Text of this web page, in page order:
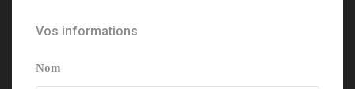
Vos informations
Nom